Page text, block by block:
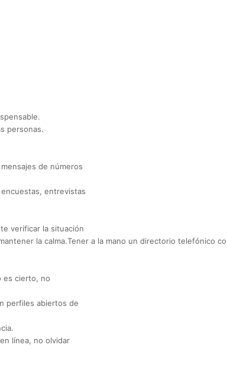
personas.
de números
entrevistas
verificar la situación
la calma.Tener a la mano un directorio telefónico
es cierto, no
perfiles abiertos de
línea, no olvidar